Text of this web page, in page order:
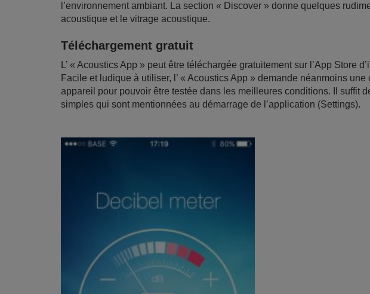
l’environnement ambiant. La section « Discover » donne quelques
acoustique et le vitrage acoustique.
Téléchargement gratuit
L’ « Acoustics App » peut être téléchargée gratuitement sur l’App Store
Facile et ludique à utiliser, l’ « Acoustics App » demande néanmoins
appareil pour pouvoir être testée dans les meilleures conditions. Il suffit
simples qui sont mentionnées au démarrage de l’application (Settings).